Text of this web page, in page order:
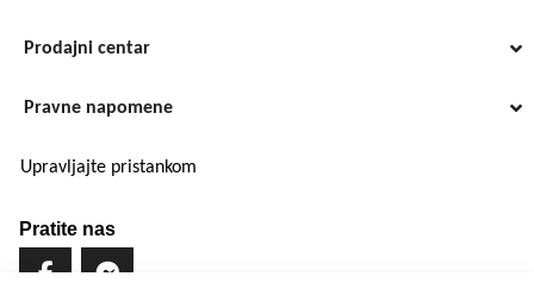
Prodajni centar
Pravne napomene
Upravljajte pristankom
Pratite nas